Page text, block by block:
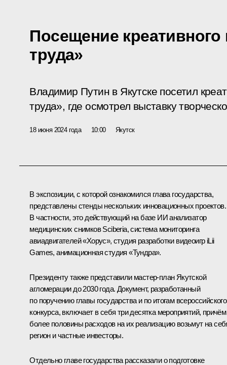
Посещение креативного
труда»
Владимир Путин в Якутске посетил
труда», где осмотрел выставку
18 июня 2024 года 10:00 Якутск
В экспозиции, с которой ознакомился глава государства,
представлены стенды нескольких инновационных проектов.
В частности, это действующий на базе ИИ анализатор
медицинских снимков Sciberia, система мониторинга
авиадвигателей «Хорус», студия разработки видеоигр iLii
Games, анимационная студия «Тундра».
Президенту также представили мастер-план Якутской
агломерации до 2030 года. Документ, разработанный
по поручению главы государства и по итогам всероссийского
конкурса, включает в себя три десятка мероприятий, причём
более половины расходов на их реализацию возьмут на
регион и частные инвесторы.
Отдельно главе государства рассказали о подготовке